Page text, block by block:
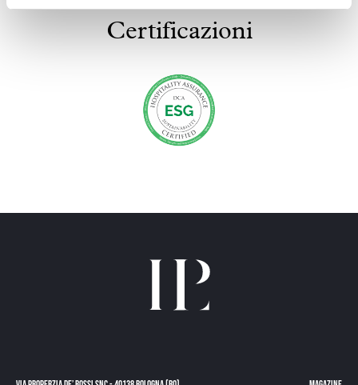
Certificazioni